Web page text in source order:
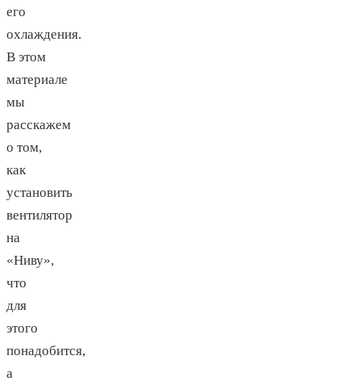
его
охлаждения.
В этом
материале
мы
расскажем
о том,
как
установить
вентилятор
на
«Ниву»,
что
для
этого
понадобится,
а